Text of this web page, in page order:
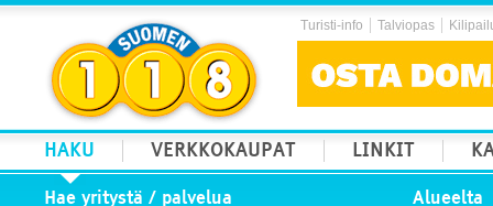
Turisti-info Talviopas
HAKU VERKKOKAUPAT LINKIT
Hae yritystä / palvelua Alueelta